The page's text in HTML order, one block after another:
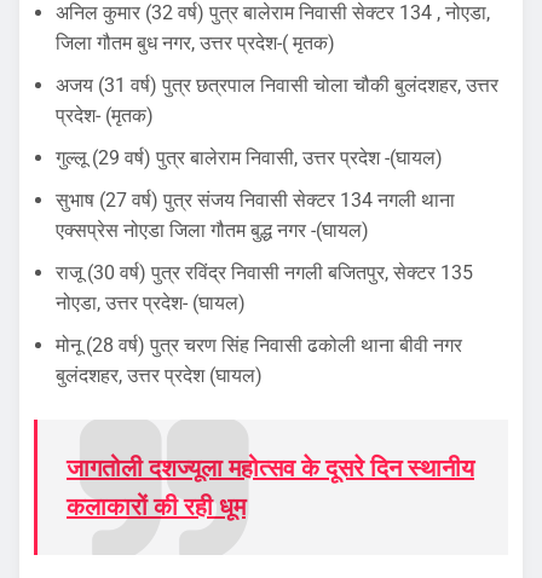
अनिल कुमार (32 वर्ष) पुत्र बालेराम निवासी सेक्टर 134 , नोएडा,
जिला गौतम बुध नगर, उत्तर प्रदेश-( मृतक)
अजय (31 वर्ष) पुत्र छत्रपाल निवासी चोला चौकी बुलंदशहर, उत्तर
प्रदेश- (मृतक)
गुल्लू (29 वर्ष) पुत्र बालेराम निवासी, उत्तर प्रदेश -(घायल)
सुभाष (27 वर्ष) पुत्र संजय निवासी सेक्टर 134 नगली थाना
एक्सप्रेस नोएडा जिला गौतम बुद्ध नगर -(घायल)
राजू (30 वर्ष) पुत्र रविंद्र निवासी नगली बजितपुर, सेक्टर 135
नोएडा, उत्तर प्रदेश- (घायल)
मोनू (28 वर्ष) पुत्र चरण सिंह निवासी ढकोली थाना बीवी नगर
बुलंदशहर, उत्तर प्रदेश (घायल)
जागतोली दशज्यूला महोत्सव के दूसरे दिन स्थानीय
कलाकारों की रही धूम